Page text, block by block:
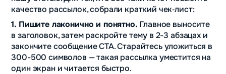
качество рассылок, собрали краткий чек‑лист:
1. Пишите лаконично и понятно. Главное выносите
в заголовок, затем раскройте тему в 2-3 абзацах и
закончите сообщение CTA. Старайтесь уложиться в
300-500 символов — такая рассылка уместится на
один экран и читается быстро.